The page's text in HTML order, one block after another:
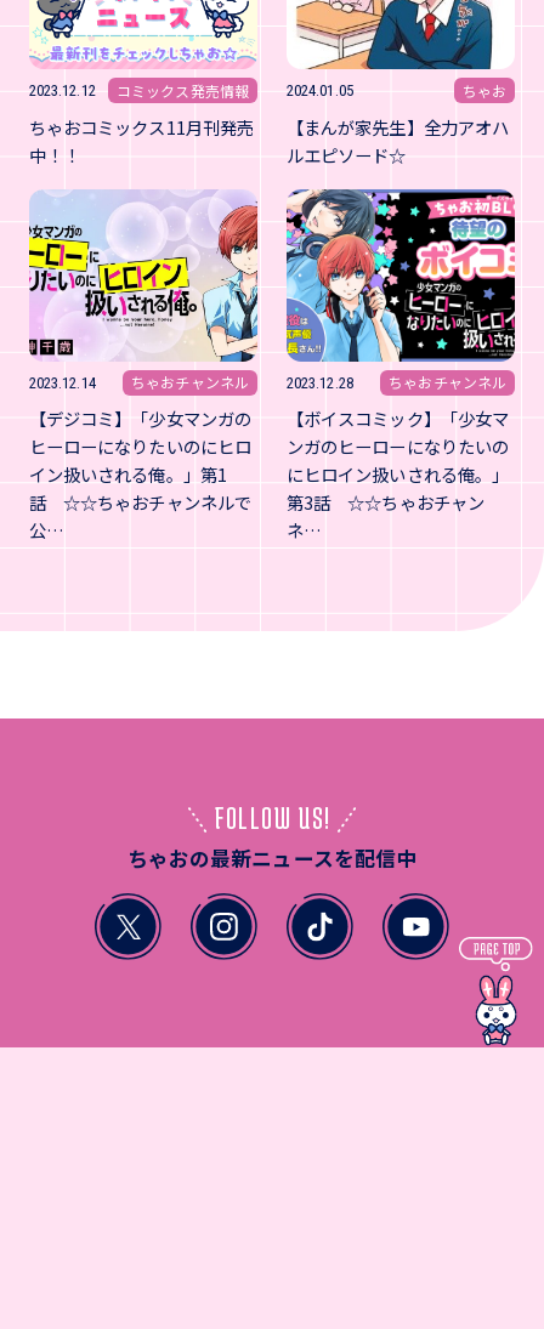
2023.12.12 コミックス発売情報
ちゃおコミックス11月刊発売
中！！
2024.01.05 ちゃお
【まんが家先生】全力アオハ
ルエピソード☆
2023.12.14 ちゃおチャンネル
【デジコミ】「少女マンガの
ヒーローになりたいのにヒロ
イン扱いされる俺。」第1
話 ☆☆ちゃおチャンネルで
公…
2023.12.28 ちゃおチャンネル
【ボイスコミック】「少女マ
ンガのヒーローになりたいの
にヒロイン扱いされる俺。」
第3話 ☆☆ちゃおチャン
ネ…
FOLLOW US!
ちゃおの最新ニュースを配信中